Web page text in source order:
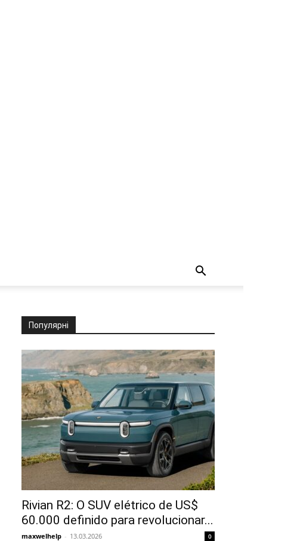
Популярні
Rivian R2: O SUV elétrico de US$
60.000 definido para revolucionar...
maxwelhelp - 13.03.2026 0